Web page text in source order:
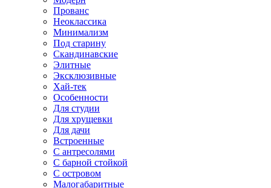
Прованс
Неоклассика
Минимализм
Под старину
Скандинавские
Элитные
Эксклюзивные
Хай-тек
Особенности
Для студии
Для хрущевки
Для дачи
Встроенные
С антресолями
С барной стойкой
С островом
Малогабаритные